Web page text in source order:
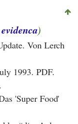
)
Von Lerch
1993. PDF.
'Super Food'